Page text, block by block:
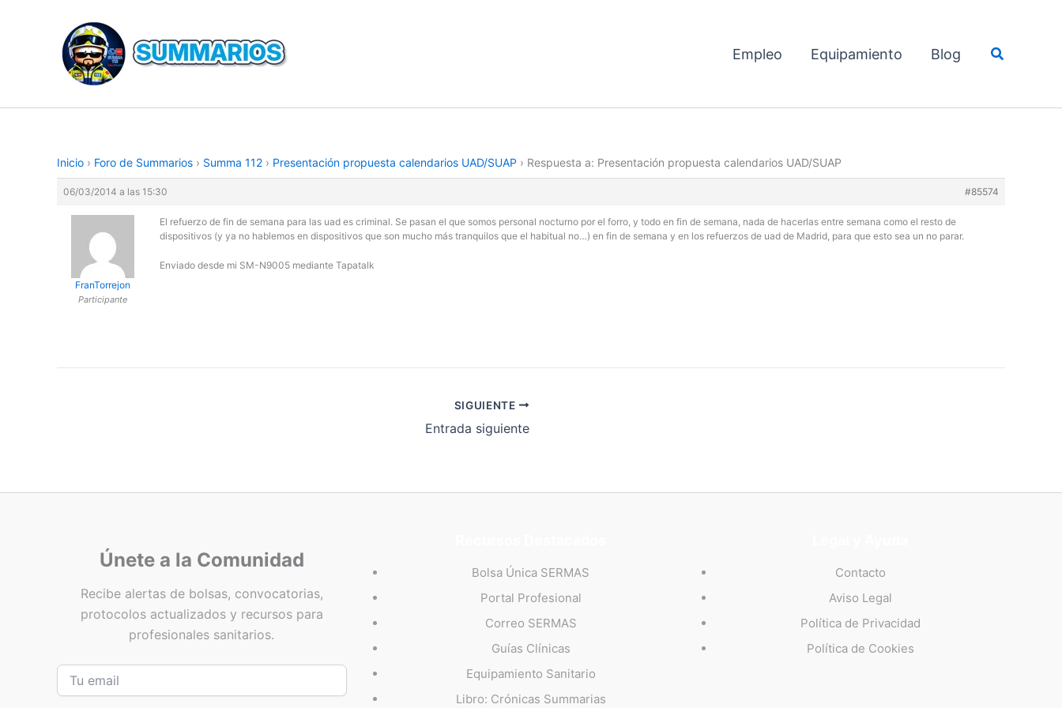
contenido
Empleo Equipamiento Blog Buscar
Inicio › Foro de Summarios › Summa 112 › Presentación propuesta calendarios UAD/SUAP › Respuesta a: Presentación propuesta calendarios UAD/SUAP
06/03/2014 a las 15:30 #85574
FranTorrejon
Participante
El refuerzo de fin de semana para las uad es criminal. Se pasan el que somos personal nocturno por el forro, y todo en fin de semana, nada de hacerlas entre semana como el resto de
dispositivos (y ya no hablemos en dispositivos que son mucho más tranquilos que el habitual no…) en fin de semana y en los refuerzos de uad de Madrid, para que esto sea un no parar.
Enviado desde mi SM-N9005 mediante Tapatalk
SIGUIENTE
Entrada siguiente
Únete a la Comunidad
Recibe alertas de bolsas, convocatorias,
protocolos actualizados y recursos para
profesionales sanitarios.
Bolsa Única SERMAS
Portal Profesional
Correo SERMAS
Guías Clínicas
Equipamiento Sanitario
Libro: Crónicas Summarias
Contacto
Aviso Legal
Política de Privacidad
Política de Cookies